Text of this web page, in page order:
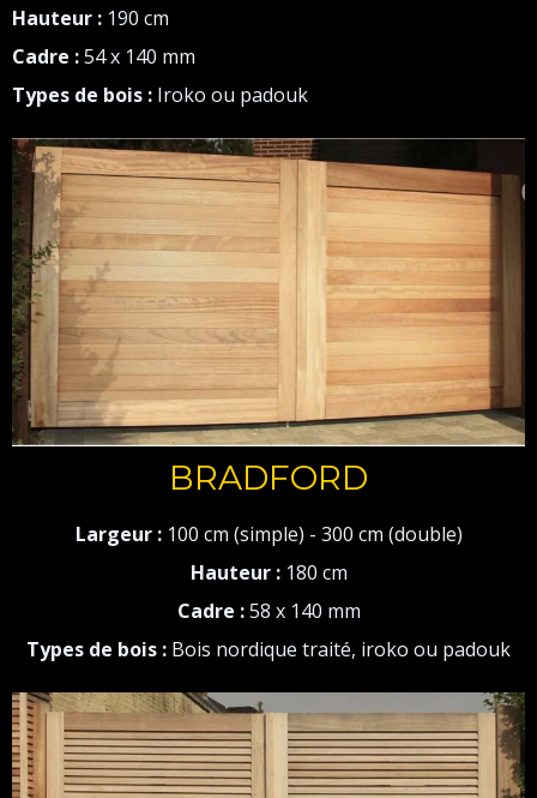
Hauteur : 190 cm
Cadre :54 x 140 mm
Types de bois : Iroko ou padouk
BRADFORD
Largeur : 100 cm (simple) - 300 cm (double)
Hauteur : 180 cm
Cadre :58 x 140 mm
Types de bois : Bois nordique traité, iroko ou padouk